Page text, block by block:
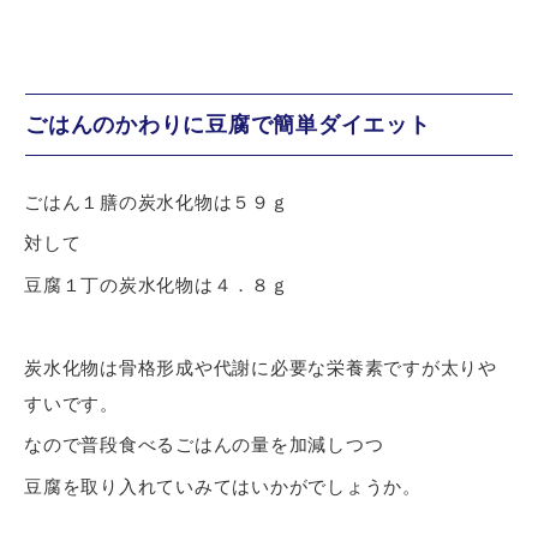
ごはんのかわりに豆腐で簡単ダイエット
ごはん１膳の炭水化物は５９ｇ
対して
豆腐１丁の炭水化物は４．８ｇ
炭水化物は骨格形成や代謝に必要な栄養素ですが太りや
すいです。
なので普段食べるごはんの量を加減しつつ
豆腐を取り入れていみてはいかがでしょうか。